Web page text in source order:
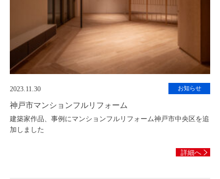
2023.11.30
神戸市マンションフルリフォーム
建築家作品、事例にマンションフルリフォーム神戸市中央区を追
加しました
お知らせ
詳細へ